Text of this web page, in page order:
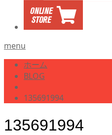
menu
ホーム
BLOG
135691994
135691994